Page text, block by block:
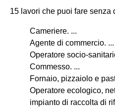
15 lavori che puoi fare senza
Cameriere. ...
Agente di commercio. ...
Operatore socio-
Commesso. ...
Fornaio, pizzaiolo e
Operatore ecologico,
impianto di raccolta di